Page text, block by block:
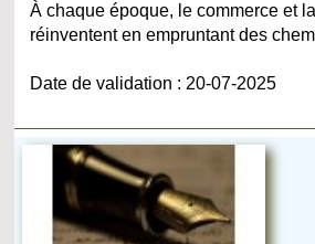
À chaque époque, le commerce et
réinventent en empruntant des
Date de validation : 20-07-2025